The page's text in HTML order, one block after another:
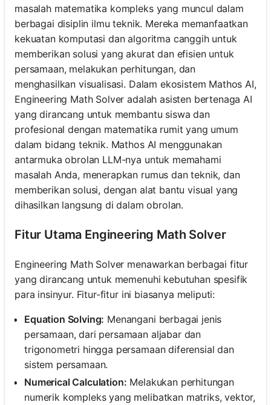
masalah matematika kompleks yang muncul dalam
berbagai disiplin ilmu teknik. Mereka memanfaatkan
kekuatan komputasi dan algoritma canggih untuk
memberikan solusi yang akurat dan efisien untuk
persamaan, melakukan perhitungan, dan
menghasilkan visualisasi. Dalam ekosistem Mathos AI,
Engineering Math Solver adalah asisten bertenaga AI
yang dirancang untuk membantu siswa dan
profesional dengan matematika rumit yang umum
dalam bidang teknik. Mathos AI menggunakan
antarmuka obrolan LLM-nya untuk memahami
masalah Anda, menerapkan rumus dan teknik, dan
memberikan solusi, dengan alat bantu visual yang
dihasilkan langsung di dalam obrolan.
Fitur Utama Engineering Math Solver
Engineering Math Solver menawarkan berbagai fitur
yang dirancang untuk memenuhi kebutuhan spesifik
para insinyur. Fitur-fitur ini biasanya meliputi:
Equation Solving: Menangani berbagai jenis
persamaan, dari persamaan aljabar dan
trigonometri hingga persamaan diferensial dan
sistem persamaan.
Numerical Calculation: Melakukan perhitungan
numerik kompleks yang melibatkan matriks, vektor,